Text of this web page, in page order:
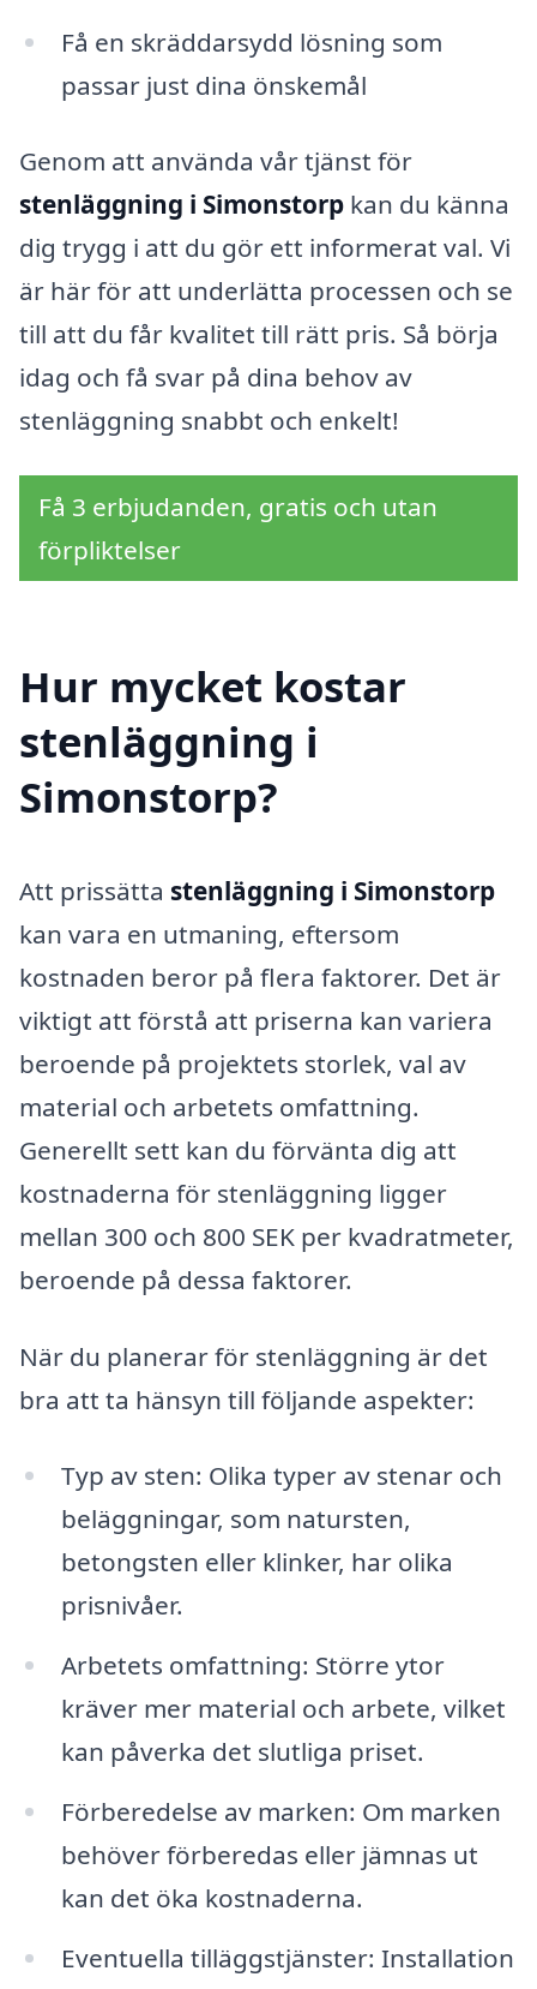
Få en skräddarsydd lösning som
passar just dina önskemål
Genom att använda vår tjänst för
stenläggning i Simonstorp kan du känna
dig trygg i att du gör ett informerat val. Vi
är här för att underlätta processen och se
till att du får kvalitet till rätt pris. Så börja
idag och få svar på dina behov av
stenläggning snabbt och enkelt!
Få 3 erbjudanden, gratis och utan
förpliktelser
Hur mycket kostar
stenläggning i
Simonstorp?
Att prissätta stenläggning i Simonstorp
kan vara en utmaning, eftersom
kostnaden beror på flera faktorer. Det är
viktigt att förstå att priserna kan variera
beroende på projektets storlek, val av
material och arbetets omfattning.
Generellt sett kan du förvänta dig att
kostnaderna för stenläggning ligger
mellan 300 och 800 SEK per kvadratmeter,
beroende på dessa faktorer.
När du planerar för stenläggning är det
bra att ta hänsyn till följande aspekter:
Typ av sten: Olika typer av stenar och
beläggningar, som natursten,
betongsten eller klinker, har olika
prisnivåer.
Arbetets omfattning: Större ytor
kräver mer material och arbete, vilket
kan påverka det slutliga priset.
Förberedelse av marken: Om marken
behöver förberedas eller jämnas ut
kan det öka kostnaderna.
Eventuella tilläggstjänster: Installation